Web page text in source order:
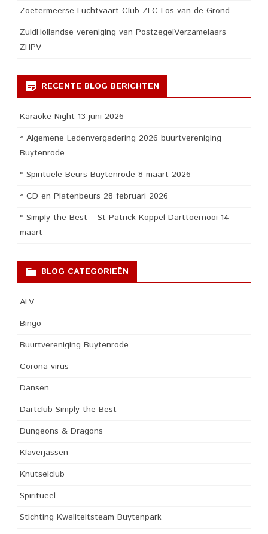
Zoetermeerse Luchtvaart Club ZLC Los van de Grond
ZuidHollandse vereniging van PostzegelVerzamelaars
ZHPV
RECENTE BLOG BERICHTEN
Karaoke Night 13 juni 2026
* Algemene Ledenvergadering 2026 buurtvereniging
Buytenrode
* Spirituele Beurs Buytenrode 8 maart 2026
* CD en Platenbeurs 28 februari 2026
* Simply the Best – St Patrick Koppel Darttoernooi 14
maart
BLOG CATEGORIEËN
ALV
Bingo
Buurtvereniging Buytenrode
Corona virus
Dansen
Dartclub Simply the Best
Dungeons & Dragons
Klaverjassen
Knutselclub
Spiritueel
Stichting Kwaliteitsteam Buytenpark